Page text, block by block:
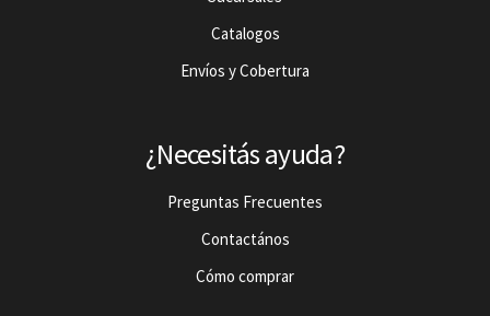
Catalogos
Envíos y Cobertura
¿Necesitás ayuda?
Preguntas Frecuentes
Contactános
Cómo comprar